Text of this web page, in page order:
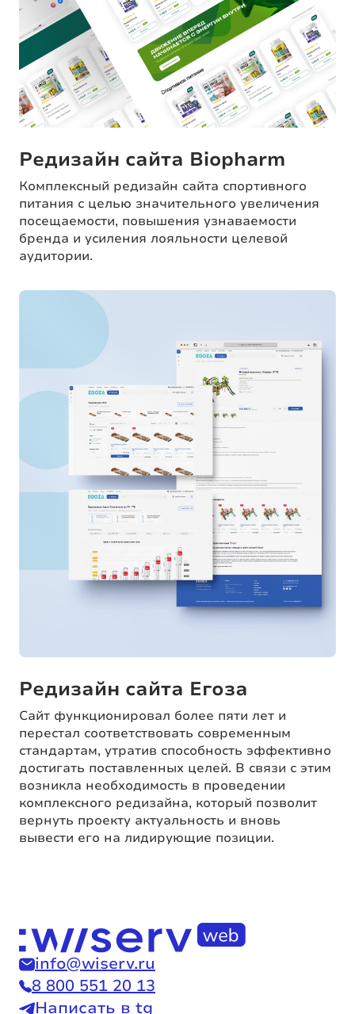
Редизайн сайта Biopharm
Комплексный редизайн сайта спортивного
питания с целью значительного увеличения
посещаемости, повышения узнаваемости
бренда и усиления лояльности целевой
аудитории.
Редизайн сайта Егоза
Сайт функционировал более пяти лет и
перестал соответствовать современным
стандартам, утратив способность эффективно
достигать поставленных целей. В связи с этим
возникла необходимость в проведении
комплексного редизайна, который позволит
вернуть проекту актуальность и вновь
вывести его на лидирующие позиции.
info@wiserv.ru
8 800 551 20 13
Написать в tg